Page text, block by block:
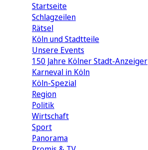
Startseite
Schlagzeilen
Rätsel
Köln und Stadtteile
Unsere Events
150 Jahre Kölner Stadt-Anzeiger
Karneval in Köln
Köln-Spezial
Region
Politik
Wirtschaft
Sport
Panorama